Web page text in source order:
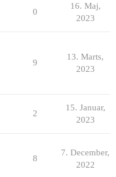
0
16. Maj,
2023
9
13. Marts,
2023
2
15. Januar,
2023
8
7. December,
2022